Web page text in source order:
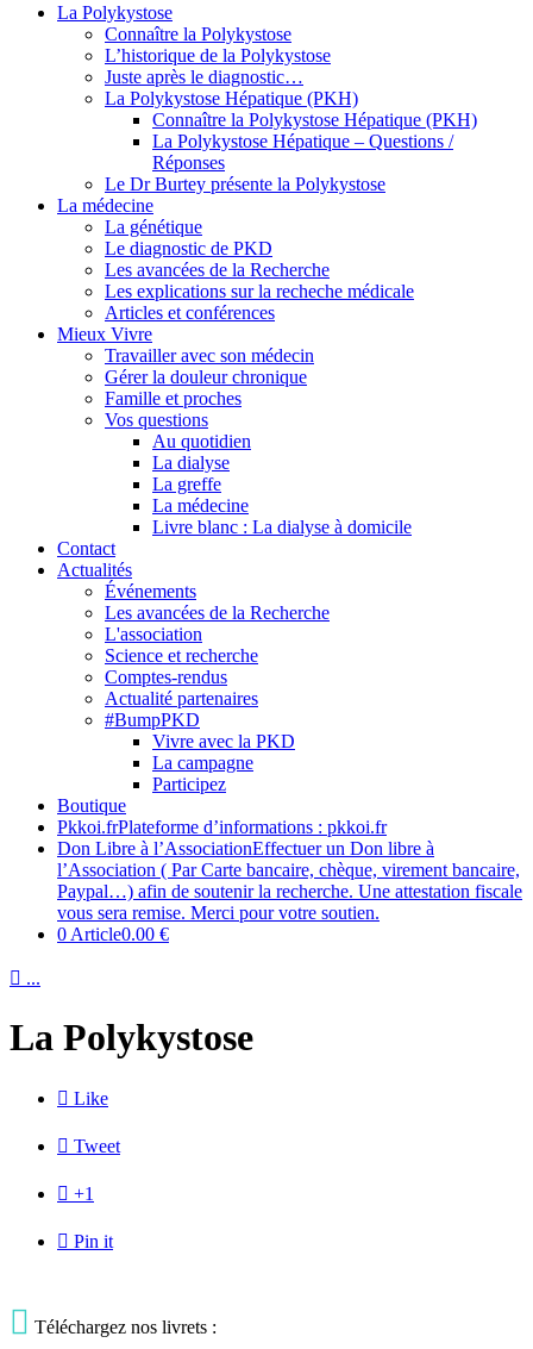
La Polykystose
Connaître la Polykystose
L’historique de la Polykystose
Juste après le diagnostic…
La Polykystose Hépatique (PKH)
Connaître la Polykystose Hépatique (PKH)
La Polykystose Hépatique – Questions /
Réponses
Le Dr Burtey présente la Polykystose
La médecine
La génétique
Le diagnostic de PKD
Les avancées de la Recherche
Les explications sur la recheche médicale
Articles et conférences
Mieux Vivre
Travailler avec son médecin
Gérer la douleur chronique
Famille et proches
Vos questions
Au quotidien
La dialyse
La greffe
La médecine
Livre blanc : La dialyse à domicile
Contact
Actualités
Événements
Les avancées de la Recherche
L'association
Science et recherche
Comptes-rendus
Actualité partenaires
#BumpPKD
Vivre avec la PKD
La campagne
Participez
Boutique
Pkkoi.frPlateforme d’informations : pkkoi.fr
Don Libre à l’AssociationEffectuer un Don libre à
l’Association ( Par Carte bancaire, chèque, virement bancaire,
Paypal…) afin de soutenir la recherche. Une attestation fiscale
vous sera remise. Merci pour votre soutien.
0 Article0.00 €
 ...
La Polykystose
 Like
 Tweet
 +1
 Pin it
 Téléchargez nos livrets :